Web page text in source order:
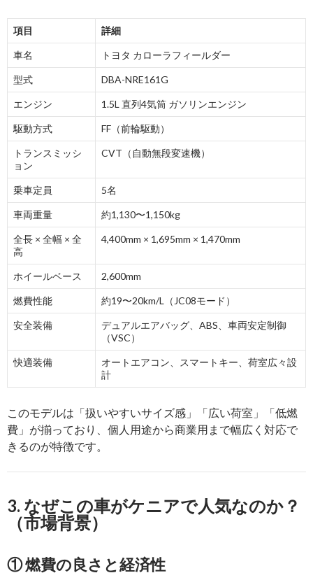
項目 詳細
車名 トヨタ カローラフィールダー
型式 DBA-NRE161G
エンジン 1.5L 直列4気筒 ガソリンエンジン
駆動方式 FF（前輪駆動）
トランスミッシ
ョン
CVT（自動無段変速機）
乗車定員 5名
車両重量 約1,130〜1,150kg
全長 × 全幅 × 全
高
4,400mm × 1,695mm × 1,470mm
ホイールベース 2,600mm
燃費性能 約19〜20km/L（JC08モード）
安全装備
デュアルエアバッグ、ABS、車両安定制御
（VSC）
快適装備
オートエアコン、スマートキー、荷室広々設
計
このモデルは「扱いやすいサイズ感」「広い荷室」「低燃
費」が揃っており、個人用途から商業用まで幅広く対応で
きるのが特徴です。
3. なぜこの車がケニアで人気なのか？
（市場背景）
① 燃費の良さと経済性